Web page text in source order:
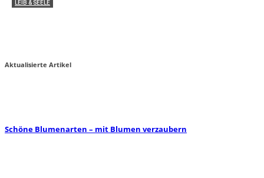
LEIB & SEELE
Aktualisierte Artikel
Schöne Blumenarten – mit Blumen verzaubern